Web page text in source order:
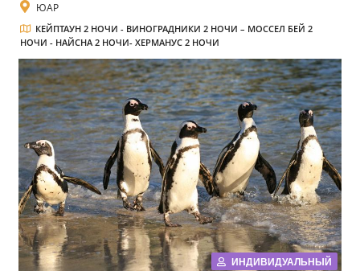
ЮАР
КЕЙПТАУН 2 НОЧИ - ВИНОГРАДНИКИ 2 НОЧИ – МОССЕЛ БЕЙ 2
НОЧИ - НАЙСНА 2 НОЧИ- ХЕРМАНУС 2 НОЧИ
ИНДИВИДУАЛЬНЫЙ